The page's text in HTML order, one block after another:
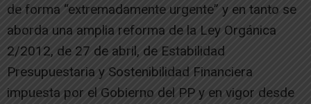
de forma “extremadamente urgente” y en tanto se
aborda una amplia reforma de la Ley Orgánica
2/2012, de 27 de abril, de Estabilidad
Presupuestaria y Sostenibilidad Financiera
impuesta por el Gobierno del PP y en vigor desde